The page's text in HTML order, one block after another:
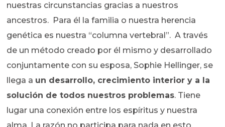
nuestras circunstancias gracias a nuestros
ancestros. Para él la familia o nuestra herencia
genética es nuestra “columna vertebral”. A través
de un método creado por él mismo y desarrollado
conjuntamente con su esposa, Sophie Hellinger, se
llega a un desarrollo, crecimiento interior y a la
solución de todos nuestros problemas. Tiene
lugar una conexión entre los espíritus y nuestra